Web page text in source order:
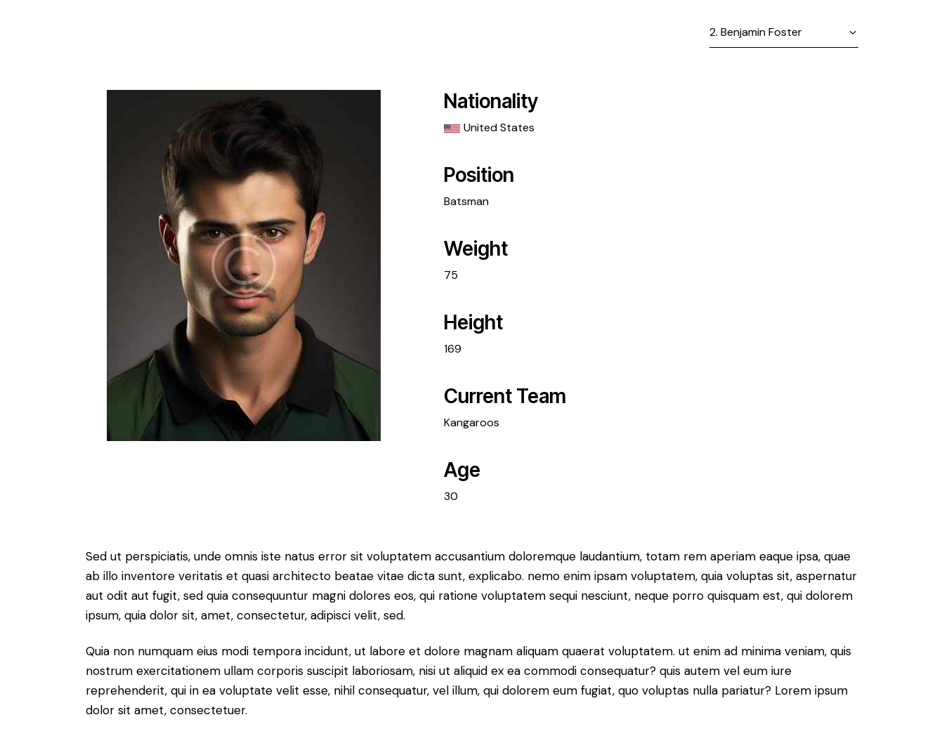
Nationality
United States
Position
Batsman
Weight
75
Height
169
Current Team
Kangaroos
Age
30
Sed ut perspiciatis, unde omnis iste natus error sit voluptatem accusantium doloremque laudantium, totam rem aperiam eaque ipsa, quae
ab illo inventore veritatis et quasi architecto beatae vitae dicta sunt, explicabo. nemo enim ipsam voluptatem, quia voluptas sit, aspernatur
aut odit aut fugit, sed quia consequuntur magni dolores eos, qui ratione voluptatem sequi nesciunt, neque porro quisquam est, qui dolorem
ipsum, quia dolor sit, amet, consectetur, adipisci velit, sed.
Quia non numquam eius modi tempora incidunt, ut labore et dolore magnam aliquam quaerat voluptatem. ut enim ad minima veniam, quis
nostrum exercitationem ullam corporis suscipit laboriosam, nisi ut aliquid ex ea commodi consequatur? quis autem vel eum iure
reprehenderit, qui in ea voluptate velit esse, nihil consequatur, vel illum, qui dolorem eum fugiat, quo voluptas nulla pariatur? Lorem ipsum
dolor sit amet, consectetuer.